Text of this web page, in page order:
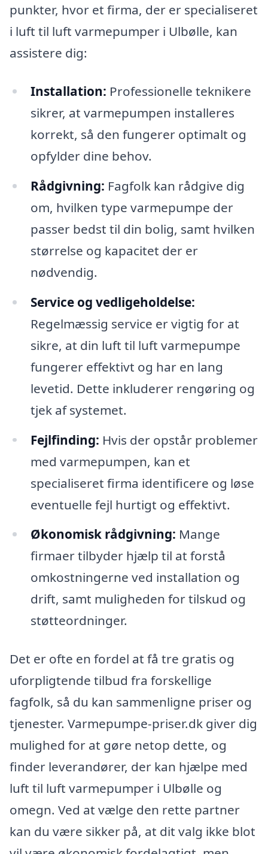
punkter, hvor et firma, der er specialiseret
i luft til luft varmepumper i Ulbølle, kan
assistere dig:
Installation: Professionelle teknikere
sikrer, at varmepumpen installeres
korrekt, så den fungerer optimalt og
opfylder dine behov.
Rådgivning: Fagfolk kan rådgive dig
om, hvilken type varmepumpe der
passer bedst til din bolig, samt hvilken
størrelse og kapacitet der er
nødvendig.
Service og vedligeholdelse:
Regelmæssig service er vigtig for at
sikre, at din luft til luft varmepumpe
fungerer effektivt og har en lang
levetid. Dette inkluderer rengøring og
tjek af systemet.
Fejlfinding: Hvis der opstår problemer
med varmepumpen, kan et
specialiseret firma identificere og løse
eventuelle fejl hurtigt og effektivt.
Økonomisk rådgivning: Mange
firmaer tilbyder hjælp til at forstå
omkostningerne ved installation og
drift, samt muligheden for tilskud og
støtteordninger.
Det er ofte en fordel at få tre gratis og
uforpligtende tilbud fra forskellige
fagfolk, så du kan sammenligne priser og
tjenester. Varmepumpe-priser.dk giver dig
mulighed for at gøre netop dette, og
finder leverandører, der kan hjælpe med
luft til luft varmepumper i Ulbølle og
omegn. Ved at vælge den rette partner
kan du være sikker på, at dit valg ikke blot